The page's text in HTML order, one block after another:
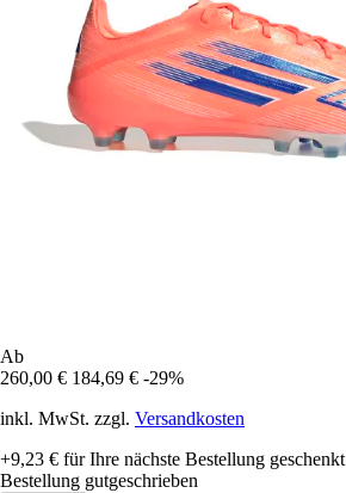
Ab
260,00 € 184,69 € -29%
inkl. MwSt. zzgl. Versandkosten
+9,23 € für Ihre nächste Bestellung geschenkt
Bestellung gutgeschrieben